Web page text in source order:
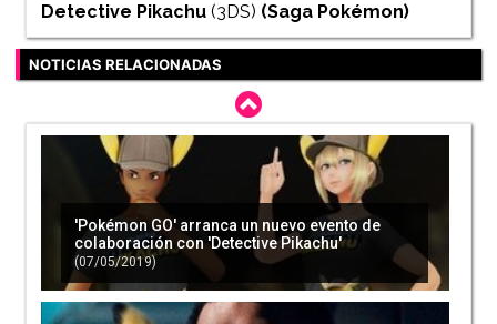
Detective Pikachu (3DS) (Saga Pokémon)
NOTICIAS RELACIONADAS
'Pokémon GO' arranca un nuevo evento de
colaboración con 'Detective Pikachu'
(07/05/2019)